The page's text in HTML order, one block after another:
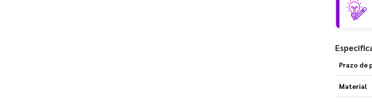
Prazo de
Material